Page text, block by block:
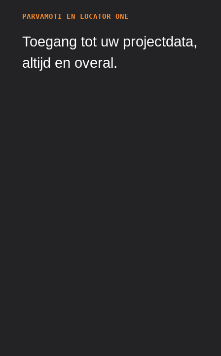
PARVAMOTI EN LOCATOR ONE
Toegang tot uw projectdata,
altijd en overal.